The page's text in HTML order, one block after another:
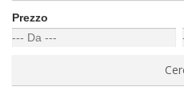
Prezzo